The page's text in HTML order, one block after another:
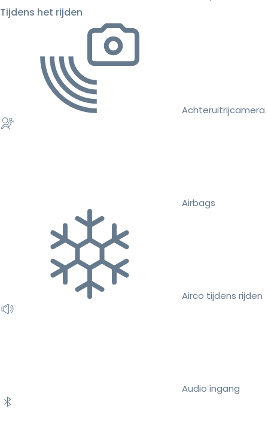
Tijdens het rijden
Achteruitrijcamera
Airbags
Airco tijdens rijden
Audio ingang